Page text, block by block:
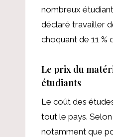
nombreux
déclaré travailler
choquant de 11 %
Le prix du
étudiants
Le coût des
tout le pays.
notamment que